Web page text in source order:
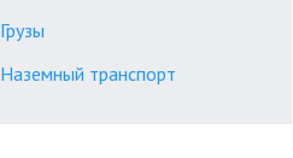
Грузы
Наземный транспорт